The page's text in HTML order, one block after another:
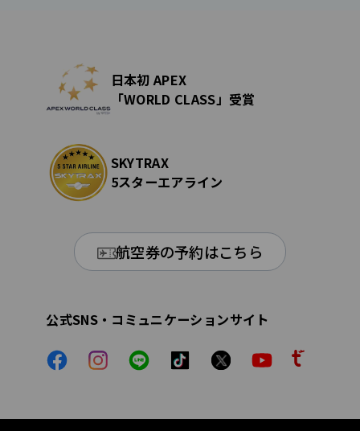
日本初 APEX
「WORLD CLASS」受賞
SKYTRAX
5スターエアライン
航空券の予約はこちら
公式SNS・コミュニケーションサイト